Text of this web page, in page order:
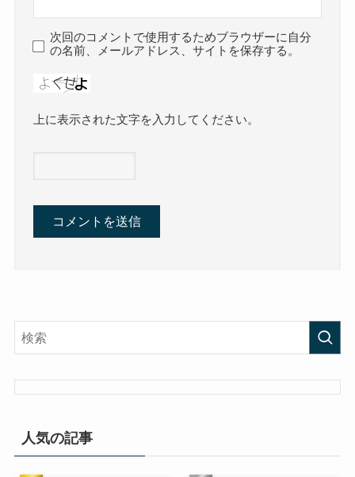
次回のコメントで使用するためブラウザーに自分
の名前、メールアドレス、サイトを保存する。
上に表示された文字を入力してください。
人気の記事